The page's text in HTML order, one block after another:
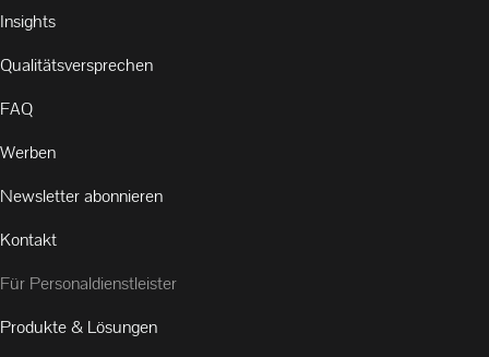
Insights
Qualitätsversprechen
FAQ
Werben
Newsletter abonnieren
Kontakt
Für Personaldienstleister
Produkte & Lösungen